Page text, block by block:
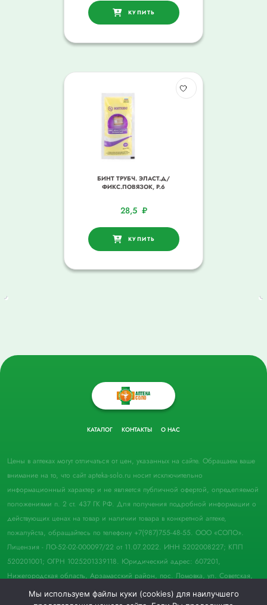
КУПИТЬ
БИНТ ТРУБЧ. ЭЛАСТ.Д/
ФИКС.ПОВЯЗОК, Р.6
28,5 ₽
КУПИТЬ
КАТАЛОГ КОНТАКТЫ О НАС
Цены в аптеках могут отличаться от цен, указанных на сайте. Обращаем ваше
внимание на то, что сайт apteka-solo.ru носит исключительно
информационный характер и не является публичной офертой, определяемой
положениями п. 2 ст. 437 ГК РФ. Для получения подробной информации о
действующих ценах на товар и наличии товара в конкретной аптеке,
пожалуйста, обращайтесь по телефону +7(987)755-48-55. ООО «СОЛО».
Лицензия - ЛО-52-02-000097/22 от 11.07.2022. ИНН 5202008227; КПП
520201001; ОГРН 1025201339118. Юридический адрес: 607201,
Нижегородская область, Арзамасский район, пос. Ломовка, ул. Советская,
д. 33, пом. 21.
Мы используем файлы куки (cookies) для наилучшего